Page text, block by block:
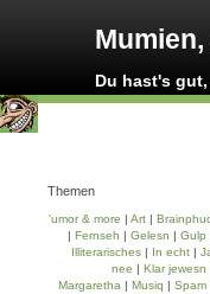
Du hast's
Themen
'umor & more | Art |
| Fernseh | Gelesn | Gulp
Illiterarisches | In echt |
nee | Klar jewesn
Margaretha | Musiq | Spam